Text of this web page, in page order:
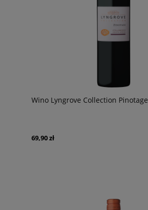
Wino Lyngrove Collection Pinotage
69,90 zł